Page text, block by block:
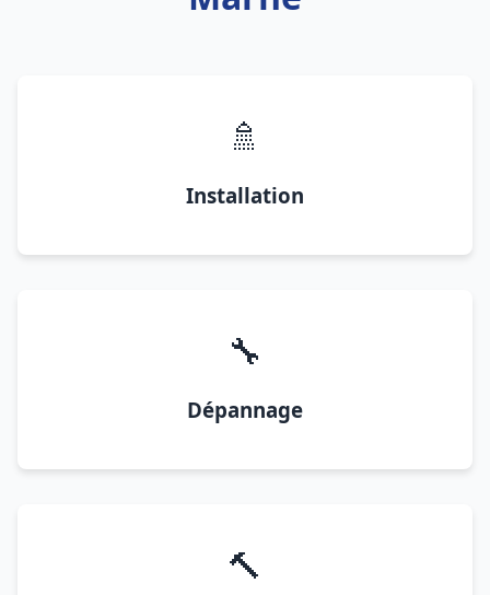
🚿
Installation
🔧
Dépannage
🔨